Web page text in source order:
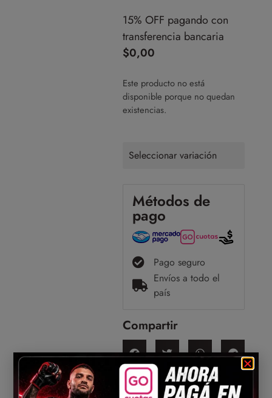
15% OFF pagando con
transferencia bancaria
$0,00
Este producto no está
disponible porque no quedan
existencias.
Seleccionar variación
Métodos de
pago
Pago seguro
Envíos a todo el
país
Compartir